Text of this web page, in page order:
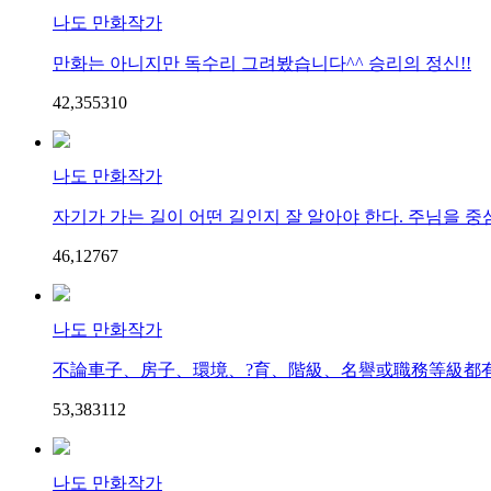
나도 만화작가
만화는 아니지만 독수리 그려봤습니다^^ 승리의 정신!!
42,355310
나도 만화작가
자기가 가는 길이 어떤 길인지 잘 알아야 한다. 주님을 중
46,12767
나도 만화작가
不論車子、房子、環境、?育、階級、名譽或職務等級都
53,38311 2
나도 만화작가